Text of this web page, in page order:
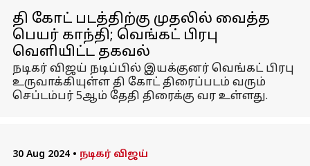
தி கோட் படத்திற்கு முதலில் வைத்த
பெயர் காந்தி; வெங்கட் பிரபு
வெளியிட்ட தகவல்
நடிகர் விஜய் நடிப்பில் இயக்குனர் வெங்கட் பிரபு
உருவாக்கியுள்ள தி கோட் திரைப்படம் வரும்
செப்டம்பர் 5ஆம் தேதி திரைக்கு வர உள்ளது.
30 Aug 2024 • நடிகர் விஜய்